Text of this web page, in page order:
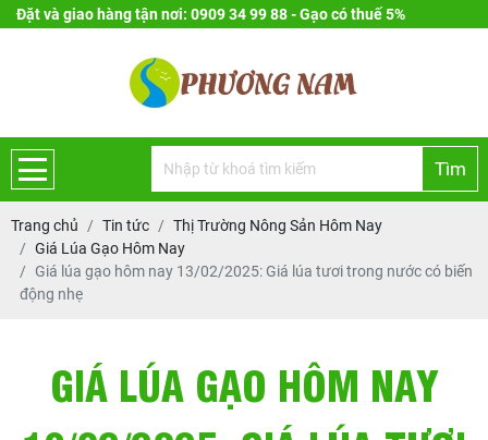
Đặt và giao hàng tận nơi: 0909 34 99 88 - Gạo có thuế 5%
Tìm
Trang chủ Tin tức
Thị Trường Nông Sản Hôm Nay
Giá Lúa Gạo Hôm Nay
Giá lúa gạo hôm nay 13/02/2025: Giá lúa tươi trong nước có biến
động nhẹ
GIÁ LÚA GẠO HÔM NAY